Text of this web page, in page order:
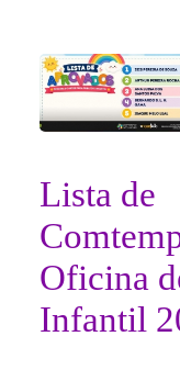
Lista de
Oficina
Infantil